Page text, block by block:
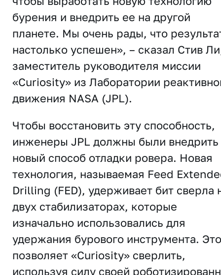
бурения и внедрить ее на другой
планете. Мы очень рады, что
настолько успешен», – сказал Стив
заместитель руководителя миссии
«Curiosity» из Лаборатории
движения NASA (JPL).
Чтобы восстановить эту способность,
инженеры JPL должны были внедрить
новый способ отладки ровера. Новая
технология, называемая Feed
Drilling (FED), удерживает бит сверла
двух стабилизаторах, которые
изначально использовались для
удержания бурового инструмента. Это
позволяет «Curiosity» сверлить,
используя силу своей